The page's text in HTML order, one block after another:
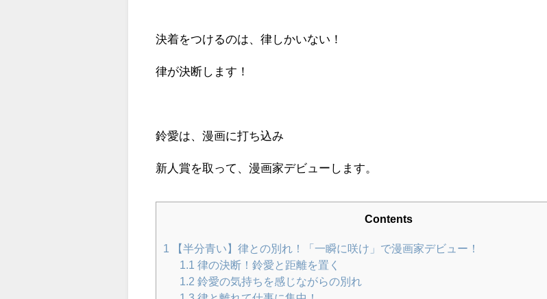
決着をつけるのは、律しかいない！
律が決断します！
鈴愛は、漫画に打ち込み
新人賞を取って、漫画家デビューします。
Contents
1
【半分青い】律との別れ！「一瞬に咲け」で漫画家デビュー！
1.1 律の決断！鈴愛と距離を置く
1.2 鈴愛の気持ちを感じながらの別れ